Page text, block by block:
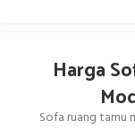
Harga
Sofa ruang tamu